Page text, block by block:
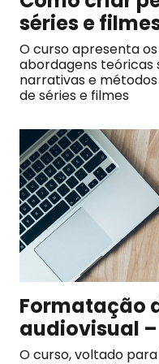
séries e
O curso apresenta
abordagens teóricas
narrativas e
de séries e filmes
Formatação
audiovisual
O curso, voltado